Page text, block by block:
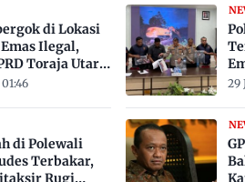
di Lokasi
Ilegal,
Toraja Utara
Tersangka
29
di Polewali
Terbakar,
Rugi